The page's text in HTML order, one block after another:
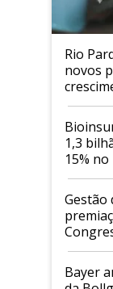
Rio
novos
1,3
15%
de 2026
Gestão
Bayer